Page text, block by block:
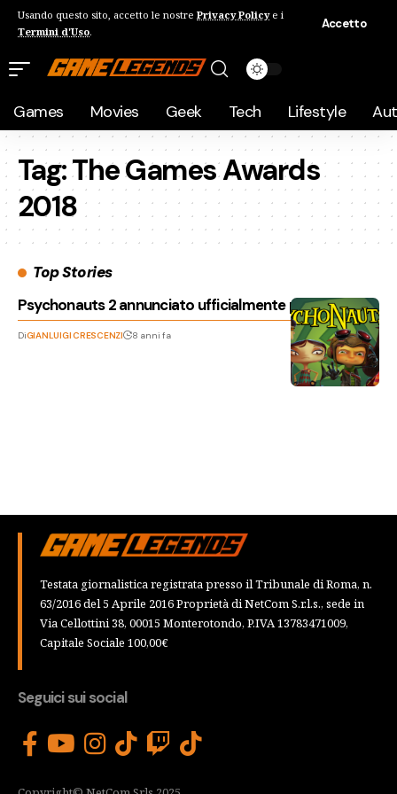
Usando questo sito, accetto le nostre Privacy Policye i
Termini d'Uso.
Accetto
Games Movies Geek Tech Lifestyle
Tag:The Games Awards
2018
Top Stories
Psychonauts 2 annunciato ufficialmente per il 2019
DiGIANLUIGI CRESCENZI 8 anni fa
Testata giornalistica registrata presso il Tribunale di Roma, n.
63/2016 del 5 Aprile 2016 Proprietà di NetCom S.r.l.s., sede in
Via Cellottini 38, 00015 Monterotondo, P.IVA 13783471009,
Capitale Sociale 100,00€
Seguici sui social